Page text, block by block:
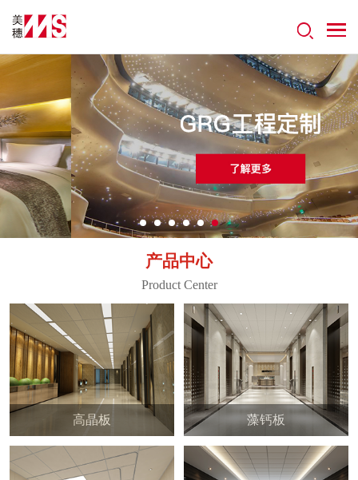
产品中心
Product Center
高晶板 藻钙板